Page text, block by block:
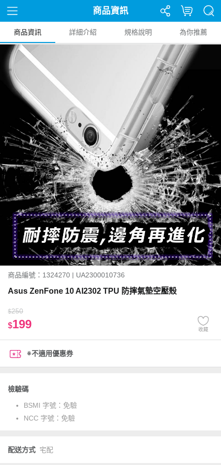
商品資訊
商品資訊 詳細介紹 規格說明 為你推薦
商品編號：1324270 | UA2300010736
Asus ZenFone 10 AI2302 TPU 防摔氣墊空壓殼
$250
$199 收藏
※不適用優惠券
檢驗碼
BSMI 字號： 免驗
NCC 字號： 免驗
配送方式 宅配